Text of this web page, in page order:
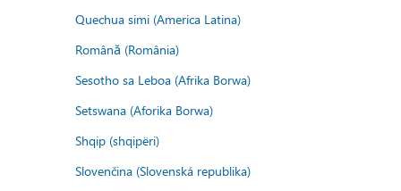
Quechua simi (America Latina)
Română (România)
Sesotho sa Leboa (Afrika Borwa)
Setswana (Aforika Borwa)
Shqip (shqipëri)
Slovenčina (Slovenská republika)